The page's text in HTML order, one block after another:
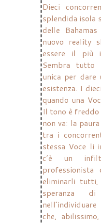
Dieci
splendida isola
delle
nuovo reality
essere il più
Sembra tutto
unica per dare
esistenza. I
quando una
Il tono è freddo
non va: la
tra i
stessa Voce li
c’è un
eliminarli tutti,
speranza di
che,